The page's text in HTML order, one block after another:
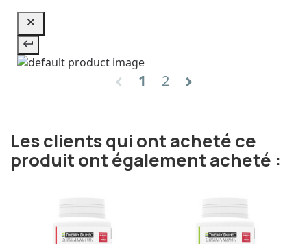
chevron_left 1 2 chevron_right
Les clients qui ont acheté ce
produit ont également acheté :